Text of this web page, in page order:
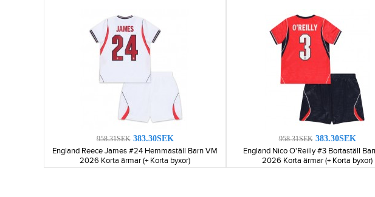
958.31SEK 383.30SEK
England Reece James #24 Hemmaställ Barn VM
2026 Korta ärmar (+ Korta byxor)
958.31SEK 383.30SEK
England Nico O'Reilly #3 Bortaställ
2026 Korta ärmar (+ Korta byxor)